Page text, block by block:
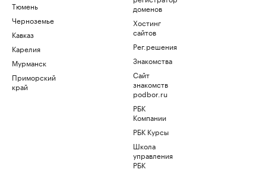
Тюмень
Черноземье
Кавказ
Карелия
Мурманск
Приморский
край
доменов
Хостинг
сайтов
Рег.решения
Знакомства
Сайт
знакомств
podbor.ru
РБК
Компании
РБК Курсы
Школа
управления
РБК